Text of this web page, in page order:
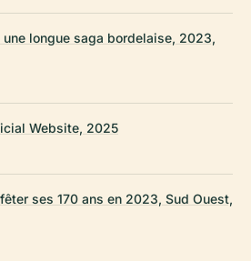
une longue saga bordelaise, 2023,
Website, 2025
ses 170 ans en 2023, Sud Ouest,